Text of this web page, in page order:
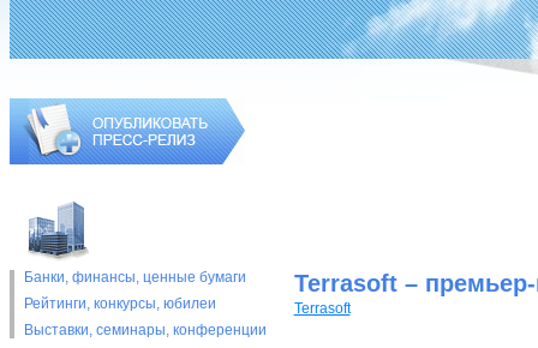
Банки, финансы, ценные бумаги
Рейтинги, конкурсы, юбилеи
Выставки, cеминары, конференции
Terrasoft –
Terrasoft